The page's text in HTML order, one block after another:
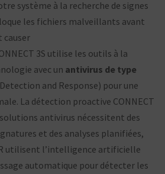
système à la recherche de signes
les fichiers malveillants avant
causer
3S utilise les outils à la
avec un antivirus de type
and Response) pour une
La détection proactive CONNECT
solutions antivirus nécessitent des
et des analyses planifiées,
utilisent l’intelligence artificielle
automatique pour détecter les